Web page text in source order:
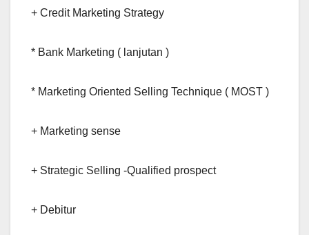
+ Credit Marketing Strategy
* Bank Marketing ( lanjutan )
* Marketing Oriented Selling Technique ( MOST )
+ Marketing sense
+ Strategic Selling -Qualified prospect
+ Debitur